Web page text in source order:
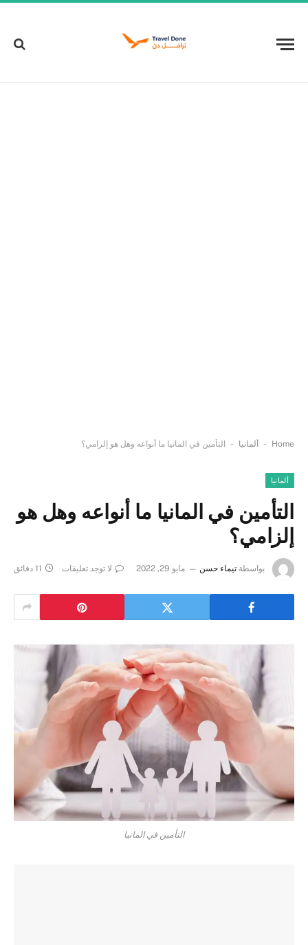
Home
- ألمانيا - التأمين في المانيا ما أنواعه وهل هو إلزامي؟
ألمانيا
التأمين في المانيا ما أنواعه وهل هو
إلزامي؟
بواسطة تيماء حسن مايو 29, 2022 لا توجد تعليقات 11 دقائق
التأمين في المانيا